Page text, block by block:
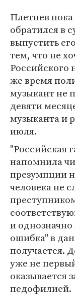
Плетнев
обратился в
выпустить
тем, что не
Российского
же время
музыкант не
девяти
музыканта и
июля.
"Российская
напомнила
презумпции
человека не
и однозначно
ошибка" в
получается.
уже не
оказывается
педофилией.